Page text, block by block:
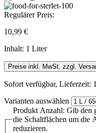
Regulärer Preis:
10,99 €
Inhalt: 1 Liter
Preise inkl. MwSt. zzgl.
Sofort verfügbar, Lieferzeit:
Varianten auswählen
Produkt Anzahl: Gib den
die Schaltflächen um die
reduzieren.